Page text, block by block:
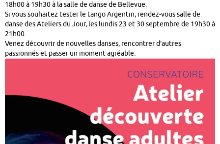
18h00 à 19h30 à la salle de danse de Bellevue.
Si vous souhaitez tester le tango Argentin, rendez-vous salle de
danse des Ateliers du Jour, les lundis 23 et 30 septembre de 19h30 à
21h00.
Venez découvrir de nouvelles danses, rencontrer d’autres
passionnés et passer un moment agréable.